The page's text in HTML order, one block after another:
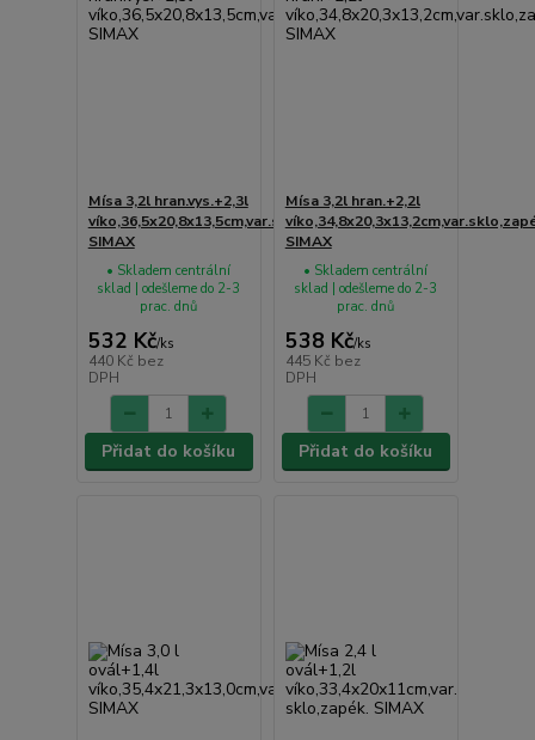
Mísa 3,2l hran.vys.+2,3l
víko,36,5x20,8x13,5cm,var.sklo,zapék.
SIMAX
532 Kč/ks
440 Kč bez
DPH
• Skladem centrální
sklad | odešleme do 2-3
prac. dnů
Přidat do košíku
Mísa 3,2l hran.+2,2l
SIMAX
538 Kč/ks
445 Kč bez
DPH
• Skladem centrální
sklad | odešleme do 2-3
prac. dnů
Přidat do košíku